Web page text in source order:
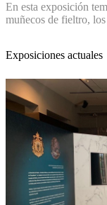
En esta exposición
muñecos de fieltro,
Exposiciones actuales